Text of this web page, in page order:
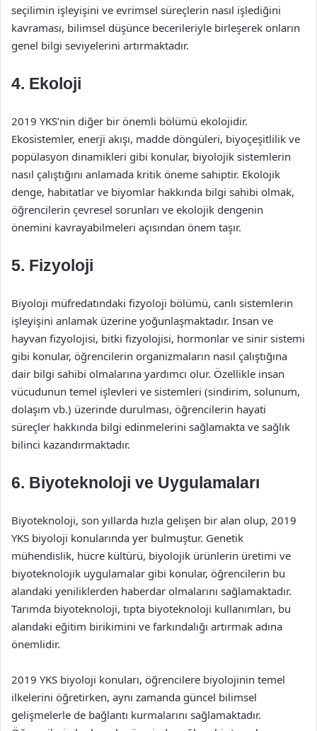
seçilimin işleyişini ve evrimsel süreçlerin nasıl işlediğini
kavraması, bilimsel düşünce becerileriyle birleşerek onların
genel bilgi seviyelerini artırmaktadır.
4. Ekoloji
2019 YKS’nin diğer bir önemli bölümü ekolojidir.
Ekosistemler, enerji akışı, madde döngüleri, biyoçeşitlilik ve
popülasyon dinamikleri gibi konular, biyolojik sistemlerin
nasıl çalıştığını anlamada kritik öneme sahiptir. Ekolojik
denge, habitatlar ve biyomlar hakkında bilgi sahibi olmak,
öğrencilerin çevresel sorunları ve ekolojik dengenin
önemini kavrayabilmeleri açısından önem taşır.
5. Fizyoloji
Biyoloji müfredatındaki fizyoloji bölümü, canlı sistemlerin
işleyişini anlamak üzerine yoğunlaşmaktadır. İnsan ve
hayvan fizyolojisi, bitki fizyolojisi, hormonlar ve sinir sistemi
gibi konular, öğrencilerin organizmaların nasıl çalıştığına
dair bilgi sahibi olmalarına yardımcı olur. Özellikle insan
vücudunun temel işlevleri ve sistemleri (sindirim, solunum,
dolaşım vb.) üzerinde durulması, öğrencilerin hayati
süreçler hakkında bilgi edinmelerini sağlamakta ve sağlık
bilinci kazandırmaktadır.
6. Biyoteknoloji ve Uygulamaları
Biyoteknoloji, son yıllarda hızla gelişen bir alan olup, 2019
YKS biyoloji konularında yer bulmuştur. Genetik
mühendislik, hücre kültürü, biyolojik ürünlerin üretimi ve
biyoteknolojik uygulamalar gibi konular, öğrencilerin bu
alandaki yeniliklerden haberdar olmalarını sağlamaktadır.
Tarımda biyoteknoloji, tıpta biyoteknoloji kullanımları, bu
alandaki eğitim birikimini ve farkındalığı artırmak adına
önemlidir.
2019 YKS biyoloji konuları, öğrencilere biyolojinin temel
ilkelerini öğretirken, aynı zamanda güncel bilimsel
gelişmelerle de bağlantı kurmalarını sağlamaktadır.